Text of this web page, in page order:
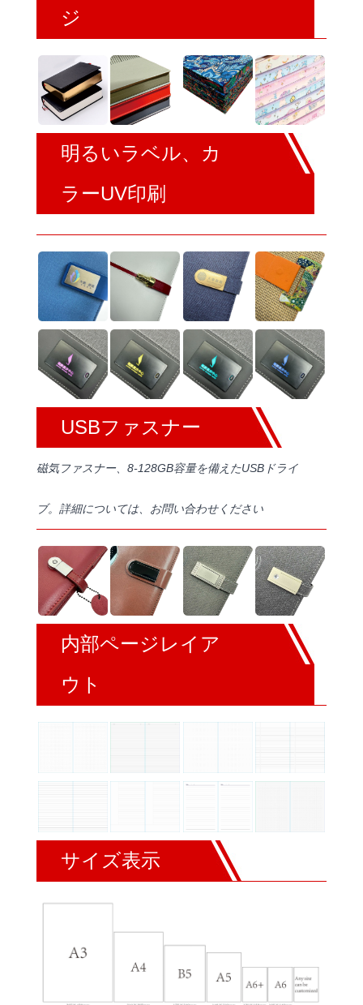
ジ
明るいラベル、カ
ラーUV印刷
USBファスナー
磁気ファスナー、8-128GB容量を備えたUSBドライ
ブ。詳細については、お問い合わせください
内部ページレイア
ウト
サイズ表示